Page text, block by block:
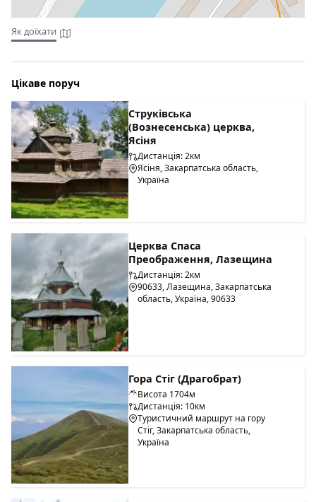
Як доїхати
Цікаве поруч
Струківська
(Вознесенська) церква,
Ясіня
Дистанція: 2км
Ясіня, Закарпатська область,
Україна
Церква Спаса
Преображення, Лазещина
Дистанція: 2км
90633, Лазещина, Закарпатська
область, Україна, 90633
Гора Стіг (Драгобрат)
Висота 1704м
Дистанція: 10км
Туристичний маршрут на гору
Стіг, Закарпатська область,
Україна